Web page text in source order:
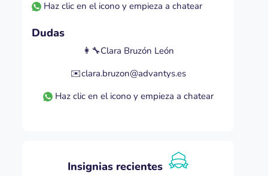
Haz clic en el icono y empieza a chatear
Dudas
👩‍🔧Clara Bruzón León
✉️clara.bruzon@advantys.es
Haz clic en el icono y empieza a chatear
Insignias recientes